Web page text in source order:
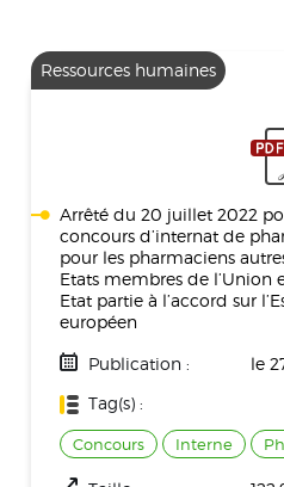
Ressources humaines
Arrêté du 20 juillet 2022
concours d’internat de
pour les pharmaciens
Etats membres de l’Union
Etat partie à l’accord sur
européen
Publication :
le
Tag(s) :
Concours Interne